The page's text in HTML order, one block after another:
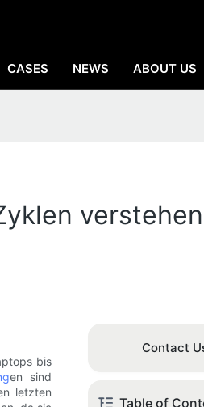
CASES NEWS ABOUT US
bis
en sind
letzten
Contact
Table of